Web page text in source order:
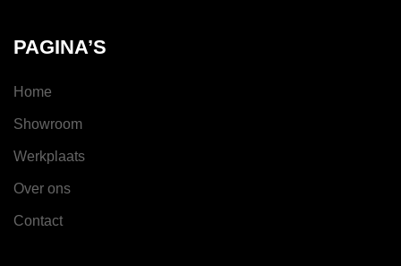
PAGINA’S
Home
Showroom
Werkplaats
Over ons
Contact